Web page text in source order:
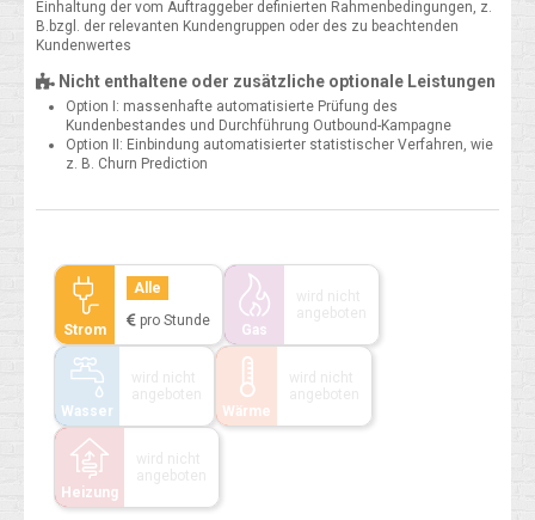
Einhaltung der vom Auftraggeber definierten Rahmenbedingungen, z.
B.bzgl. der relevanten Kundengruppen oder des zu beachtenden
Kundenwertes
Nicht enthaltene oder zusätzliche optionale Leistungen
Option I: massenhafte automatisierte Prüfung des
Kundenbestandes und Durchführung Outbound-Kampagne
Option II: Einbindung automatisierter statistischer Verfahren, wie
z. B. Churn Prediction
Strom
Alle
pro Stunde
Gas
Wasser
Wärme
Heizung